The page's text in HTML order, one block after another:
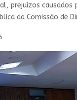
prejuízos
da Comissão de